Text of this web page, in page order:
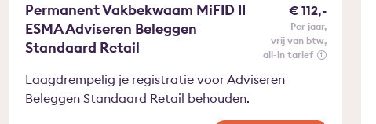
Permanent Vakbekwaam MiFID II
ESMA Adviseren Beleggen
Standaard Retail
€ 112,-
per jaar
vrij van btw
all-in tarief
Laagdrempelig je registratie voor Adviseren
Beleggen Standaard Retail behouden.